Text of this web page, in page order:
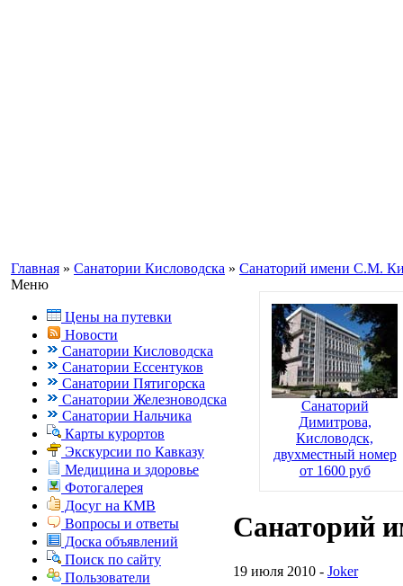
Главная » Санатории Кисловодска » Санаторий имени С.М.
Меню
Цены на путевки
Новости
Санатории Кисловодска
Санатории Ессентуков
Санатории Пятигорска
Санатории Железноводска
Санатории Нальчика
Карты курортов
Экскурсии по Кавказу
Медицина и здоровье
Фотогалерея
Досуг на КМВ
Вопросы и ответы
Доска объявлений
Поиск по сайту
Пользователи
Санаторий
Димитрова,
Кисловодск,
двухместный номер
от 1600 руб
Санаторий
19 июля 2010 - Joker